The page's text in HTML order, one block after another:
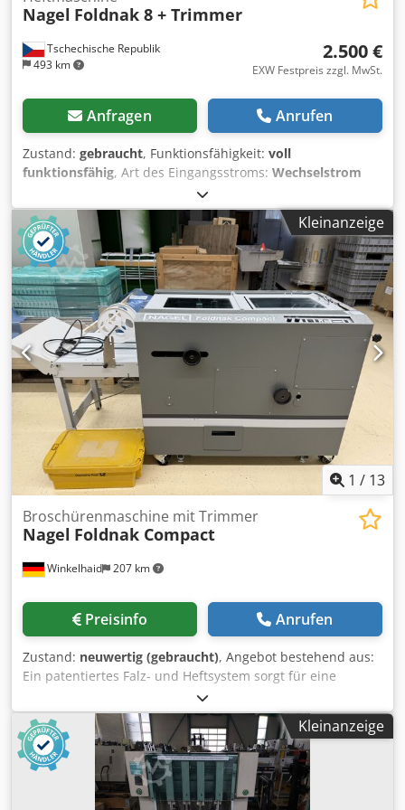
Tschechische Republik
493 km
Nagel Foldnak 8 + Trimmer
2.500 €
EXW Festpreis zzgl. MwSt.
Anfragen Anrufen
Zustand: gebraucht, Funktionsfähigkeit: voll
funktionsfähig, Art des Eingangsstroms: Wechselstrom
, Gesamtlänge:
Eingangsspannung:230 V, Heftmaschine mit
Frontbeschnitt Foldnak 8 Papierformat: min 12x21cm; max:
32,5x45cm (Trimmer: geschlossen A6-A4) 2x Foldnak
Industrieheftköpfe Trimmer mit Presswalzen.
Bandauslage. Geschwindigkeit: max 2000 Heftungen/h
Masse: höhe x breite x länge (cm): 87 x 61 x (58+96+65)=219
. Dkodpfowpqvnex Ab Dsr Gesamtgewicht netto 270kg: In
Funktion, kann getestet werden.
Kleinanzeige
1 / 13
Winkelhaid 207 km
Broschürenmaschine mit Trimmer
Nagel Foldnak Compact
Preisinfo Anrufen
Zustand: neuwertig (gebraucht), Angebot bestehend aus:
Ein patentiertes Falz- und Heftsystem sorgt für eine
präzise Positionierung der Klammern •
Verarbeitungskapazität: bis zu 25 Blatt bei 80 g/m²
Papiergewicht • Unterstützte Papierformate: • Minimum:
105 × 210 mm • Maximum: 325 × 450 mm • Serienmäßige
Verarbeitung mit Flach- oder Ringklammern möglich • Bis
zu vier Heftköpfe können gleichzeitig an vier
Kleinanzeige